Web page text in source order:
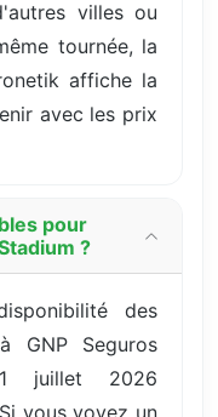
villes ou
tournée, la
affiche la
avec les prix
pour
?
des
GNP Seguros
juillet 2026